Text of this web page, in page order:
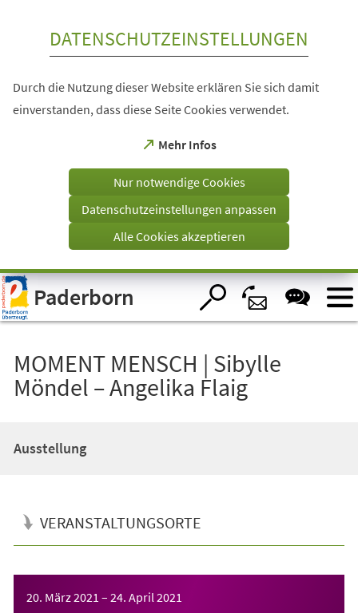
Visuelle
Assistenzsoftware
öffnen.
DATENSCHUTZEINSTELLUNGEN
Durch die Nutzung dieser Website erklären Sie sich damit
einverstanden, dass diese Seite Cookies verwendet.
Mehr Infos
(Öffnet
einem
Tab)
Nur notwendige Cookies
Datenschutzeinstellungen anpassen
Alle Cookies akzeptieren
Paderborn
MOMENT MENSCH | Sibylle
Möndel – Angelika Flaig
Ausstellung
VERANSTALTUNGSORTE
20. März 2021 – 24. April 2021